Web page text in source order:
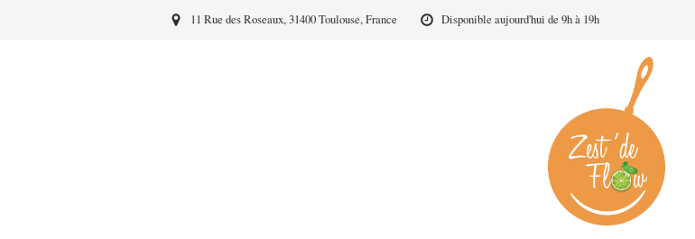
11 Rue des Roseaux, 31400 Toulouse, France Disponible aujourd'hui de 9h à 19h